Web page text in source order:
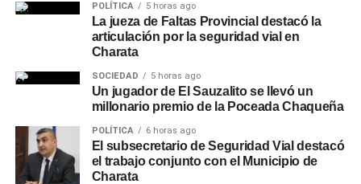
POLÍTICA 5 horas ago
La jueza de Faltas Provincial destacó la
articulación por la seguridad vial en
Charata
SOCIEDAD 5 horas ago
Un jugador de El Sauzalito se llevó un
millonario premio de la Poceada Chaqueña
POLÍTICA 6 horas ago
El subsecretario de Seguridad Vial destacó
el trabajo conjunto con el Municipio de
Charata